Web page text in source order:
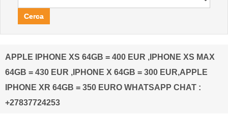
Cerca
APPLE IPHONE XS 64GB = 400 EUR ,IPHONE XS MAX
64GB = 430 EUR ,IPHONE X 64GB = 300 EUR,APPLE
IPHONE XR 64GB = 350 EURO WHATSAPP CHAT :
+27837724253